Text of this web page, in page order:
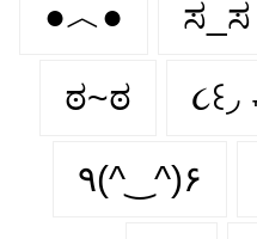
●︿● ಸ_ಸ
ಠ~ಠ
٩(^‿^)۶